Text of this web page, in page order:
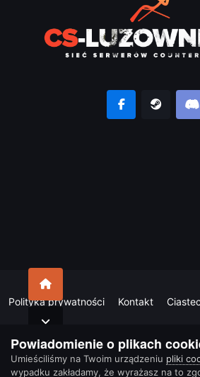
Polityka prywatności Kontakt
Powiadomienie o plikach
Umieściliśmy na Twoim urządzeniu pliki
wypadku zakładamy, że wyrażasz na to